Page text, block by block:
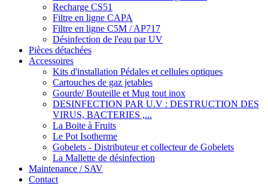
Recharge CS51
Filtre en ligne CAPA
Filtre en ligne C5M / AP717
Désinfection de l'eau par UV
Pièces détachées
Accessoires
Kits d'installation Pédales et cellules optiques
Cartouches de gaz jetables
Gourde/ Bouteille et Mug tout inox
DESINFECTION PAR U.V : DESTRUCTION DES
VIRUS, BACTERIES ,...
La Boite à Fruits
Le Pot Isotherme
Gobelets - Distributeur et collecteur de Gobelets
La Mallette de désinfection
Maintenance / SAV
Contact